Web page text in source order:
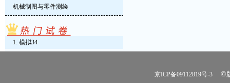
机械制图与零件测绘
模拟34
京ICP备09112819号-3 ©版